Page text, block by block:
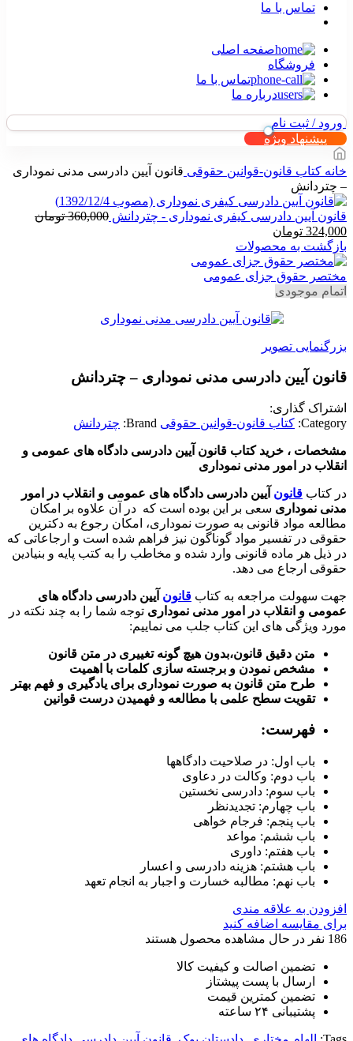
تماس با ما
صفحه اصلی
فروشگاه
تماس با ما
درباره ما
ورود / ثبت نام
پیشنهاد ویژه
خانه کتاب قانون-قوانین حقوقی قانون آیین دادرسی مدنی نموداری
– چتردانش
قانون آیین دادرسی کیفری نموداری - چتردانش 360,000 تومان
قیمت
اصلی
360,000 تومان
بود.
324,000 تومان
فعلی
324,000 تومان
است.
بازگشت به محصولات
مختصر حقوق جزای عمومی
اتمام موجودی
بزرگنمایی تصویر
قانون آیین دادرسی مدنی نموداری – چتردانش
اشتراک گذاری:
Category: کتاب قانون-قوانین حقوقی Brand: چتردانش
مشخصات ، خرید کتاب قانون آیین دادرسی دادگاه های عمومی و
انقلاب در امور مدنی نموداری
در کتاب قانون آیین دادرسی دادگاه های عمومی و انقلاب در امور
مدنی نموداری سعی بر این بوده است که در آن علاوه بر امکان
مطالعه مواد قانونی به صورت نموداری، امکان رجوع به دکترین
حقوقی در تفسیر مواد گوناگون نیز فراهم شده است و ارجاعاتی که
در ذیل هر ماده قانونی وارد شده و مخاطب را به کتب پایه و بنیادین
حقوقی ارجاع می دهد.
جهت سهولت مراجعه به کتاب قانون آیین دادرسی دادگاه های
عمومی و انقلاب در امور مدنی نموداری توجه شما را به چند نکته در
مورد ویژگی های این کتاب جلب می نماییم:
متن دقیق قانون،بدون هیچ گونه تغییری در متن قانون
مشخص نمودن و برجسته سازی کلمات با اهمیت
طرح متن قانون به صورت نموداری برای یادگیری و فهم بهتر
تقویت سطح علمی با مطالعه و فهمیدن درست قوانین
فهرست:
باب اول: در صلاحيت دادگاهها
باب دوم: وکالت در دعاوی
باب سوم: دادرسی نخستين
باب چهارم: تجديدنظر
باب پنجم: فرجام خواهی
باب ششم: مواعد
باب هفتم: داوری
باب هشتم: هزينه دادرسی و اعسار
باب نهم: مطالبه خسارت و اجبار به انجام تعهد
افزودن به علاقه مندی
برای مقایسه اضافه کنید
186 نفر در حال مشاهده محصول هستند
تضمین اصالت و کیفیت کالا
ارسال با پست پیشتاز
تضمین کمترین قیمت
پشتیبانی ۲۴ ساعته